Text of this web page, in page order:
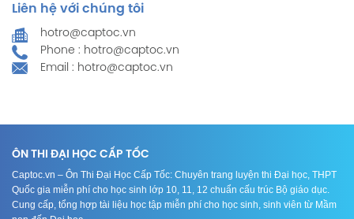
Liên hệ với chúng tôi
hotro@captoc.vn
Phone : hotro@captoc.vn
Email : hotro@captoc.vn
ÔN THI ĐẠI HỌC CẤP TỐC
Captoc.vn – Ôn Thi Đại Học Cấp Tốc: Chuyên trang luyện thi Đại học, THPT
Quốc gia miễn phí cho học sinh lớp 10, 11, 12 chuẩn cấu trúc Bộ giáo dục.
Cung cấp, tổng hợp tài liệu học tập miễn phí cho học sinh, sinh viên từ Mầm